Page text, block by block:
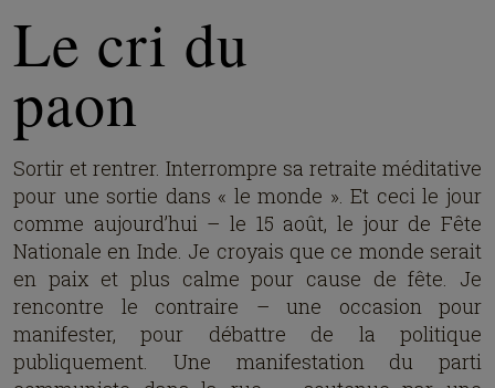
Le cri du
paon
Sortir et rentrer. Interrompre sa retraite méditative
pour une sortie dans « le monde ». Et ceci le jour
comme aujourd’hui – le 15 août, le jour de Fête
Nationale en Inde. Je croyais que ce monde serait
en paix et plus calme pour cause de fête. Je
rencontre le contraire – une occasion pour
manifester, pour débattre de la politique
publiquement. Une manifestation du parti